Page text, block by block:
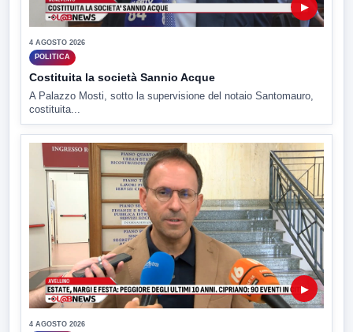
▶
4 AGOSTO 2026
POLITICA
Costituita la società Sannio Acque
A Palazzo Mosti, sotto la supervisione del notaio Santomauro,
costituita...
▶
4 AGOSTO 2026